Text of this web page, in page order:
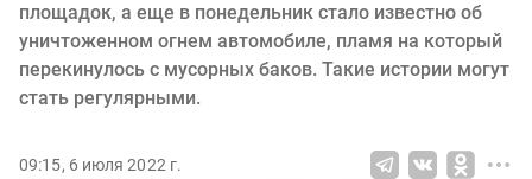
площадок, а еще в понедельник стало известно об
уничтоженном огнем автомобиле, пламя на который
перекинулось с мусорных баков. Такие истории могут
стать регулярными.
09:15, 6 июля 2022 г.